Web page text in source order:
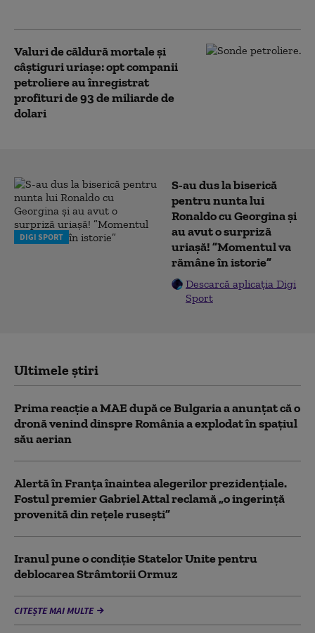
Valuri de căldură mortale și
câștiguri uriașe: opt companii
petroliere au înregistrat
profituri de 93 de miliarde de
dolari
DIGI SPORT
S-au dus la biserică
pentru nunta lui
Ronaldo cu Georgina și
au avut o surpriză
uriașă! ”Momentul va
rămâne în istorie”
Descarcă aplicația Digi
Sport
Ultimele știri
Prima reacție a MAE după ce Bulgaria a anunţat că o
dronă venind dinspre România a explodat în spaţiul
său aerian
Alertă în Franța înaintea alegerilor prezidențiale.
Fostul premier Gabriel Attal reclamă „o ingerință
provenită din rețele rusești”
Iranul pune o condiție Statelor Unite pentru
deblocarea Strâmtorii Ormuz
CITEȘTE MAI MULTE